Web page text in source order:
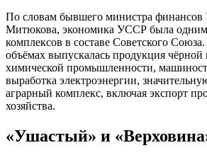
По словам бывшего министра
Митюкова, экономика УССР была
комплексов в составе Советского
объёмах выпускалась продукция чёрной
химической промышленности,
выработка электроэнергии,
аграрный комплекс, включая экспорт
хозяйства.
«Ушастый» и